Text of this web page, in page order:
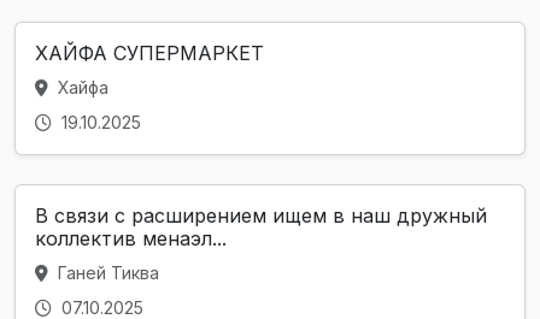
ХАЙФА СУПЕРМАРКЕТ
Хайфа
19.10.2025
В связи с расширением ищем в наш дружный
коллектив менаэл...
Ганей Тиква
07.10.2025